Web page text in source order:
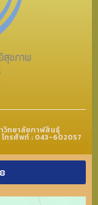
วิทยาลัยกาฬสินธุ์
โทรศัพท์ : 043-602057